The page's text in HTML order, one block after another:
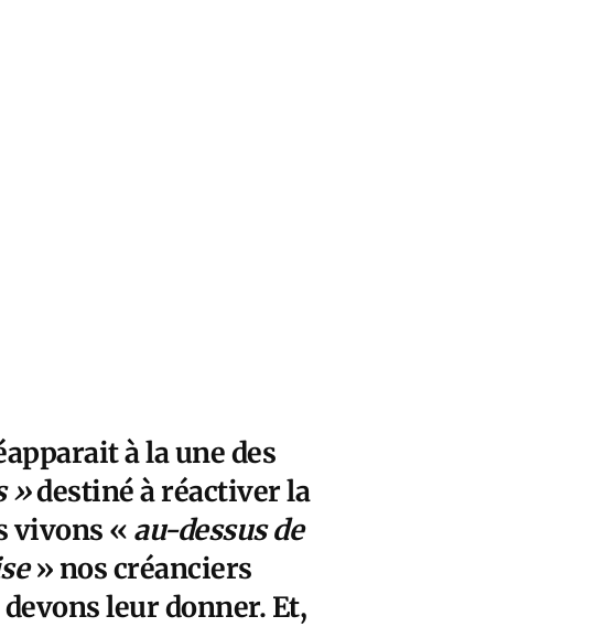
à la une des
»destiné à réactiver la
vivons « au-dessus de
» nos créanciers
leur donner. Et,